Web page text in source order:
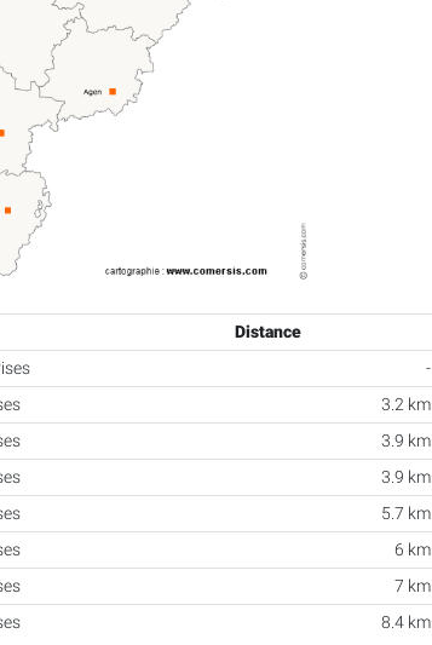
Distance
-
3.2 km
3.9 km
3.9 km
5.7 km
6 km
7 km
8.4 km